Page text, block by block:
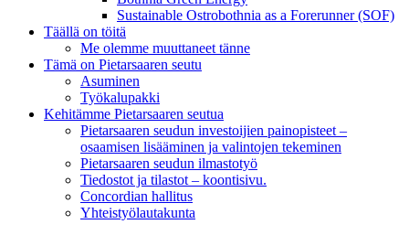
Sustainable Ostrobothnia as a Forerunner (SOF)
Täällä on töitä
Me olemme muuttaneet tänne
Tämä on Pietarsaaren seutu
Asuminen
Työkalupakki
Kehitämme Pietarsaaren seutua
Pietarsaaren seudun investoijien painopisteet –
osaamisen lisääminen ja valintojen tekeminen
Pietarsaaren seudun ilmastotyö
Tiedostot ja tilastot – koontisivu.
Concordian hallitus
Yhteistyölautakunta